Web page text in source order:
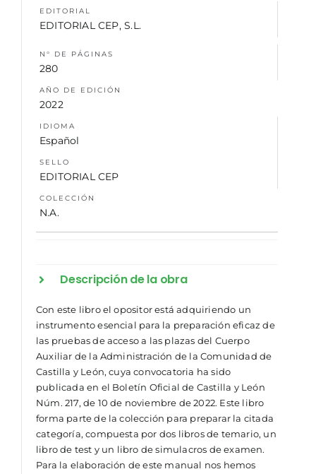
EDITORIAL
EDITORIAL CEP, S.L.
N° DE PÁGINAS
280
AÑO DE EDICIÓN
2022
IDIOMA
Español
SELLO
EDITORIAL CEP
COLECCIÓN
N.A.
Descripción de la obra
Con este libro el opositor está adquiriendo un
instrumento esencial para la preparación eficaz de
las pruebas de acceso a las plazas del Cuerpo
Auxiliar de la Administración de la Comunidad de
Castilla y León, cuya convocatoria ha sido
publicada en el Boletín Oficial de Castilla y León
Núm. 217, de 10 de noviembre de 2022. Este libro
forma parte de la colección para preparar la citada
categoría, compuesta por dos libros de temario, un
libro de test y un libro de simulacros de examen.
Para la elaboración de este manual nos hemos